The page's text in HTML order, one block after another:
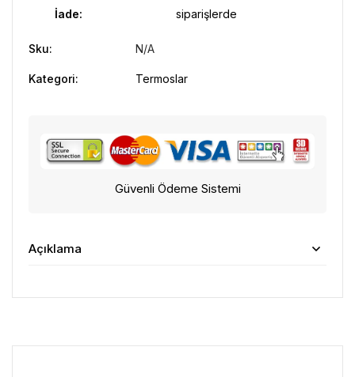
İade:
siparişlerde
Sku: N/A
Kategori: Termoslar
Güvenli Ödeme Sistemi
Açıklama